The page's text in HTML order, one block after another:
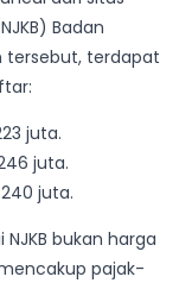
Badan
tersebut, terdapat
juta.
juta.
240 juta.
bukan harga
pajak-